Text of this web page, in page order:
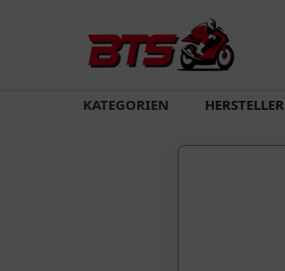
KATEGORIEN HERSTELLER